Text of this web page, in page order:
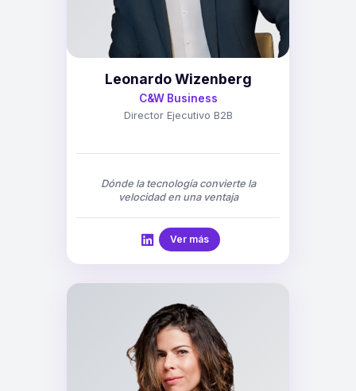
Leonardo Wizenberg
C&W Business
Director Ejecutivo B2B
Dónde la tecnología convierte la
velocidad en una ventaja
Ver más